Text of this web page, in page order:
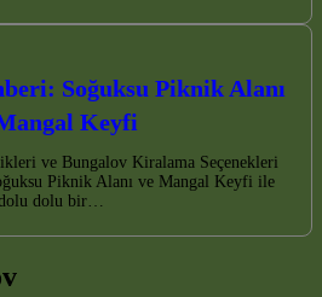
Soğuksu Piknik Alanı
Keyfi
ve Bungalov Kiralama Seçenekleri
Piknik Alanı ve Mangal Keyfi ile
dolu bir…